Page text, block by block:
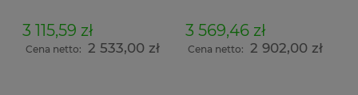
regulacją pochylenia
oparcia i siedziska, oraz
wysuwem siedziska
3 115,59 zł
Cena netto: 2 533,00 zł
regulacją pochylenia
oparcia i siedziska, oraz
wysuwem siedziska
3 569,46 zł
Cena netto: 2 902,00 zł